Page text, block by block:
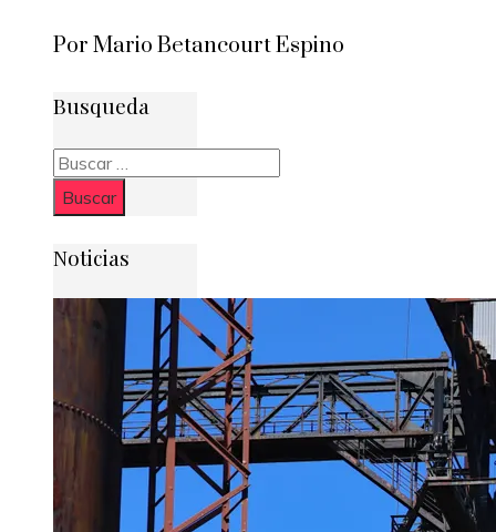
Por Mario Betancourt Espino
Busqueda
Buscar:
Noticias